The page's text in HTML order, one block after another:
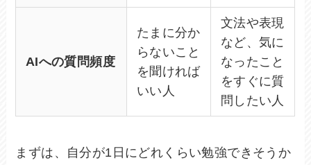
AIへの質問頻度
たまに分か
らないこと
を聞ければ
いい人
文法や表現
など、気に
なったこと
をすぐに質
問したい人
まずは、自分が1日にどれくらい勉強できそうか